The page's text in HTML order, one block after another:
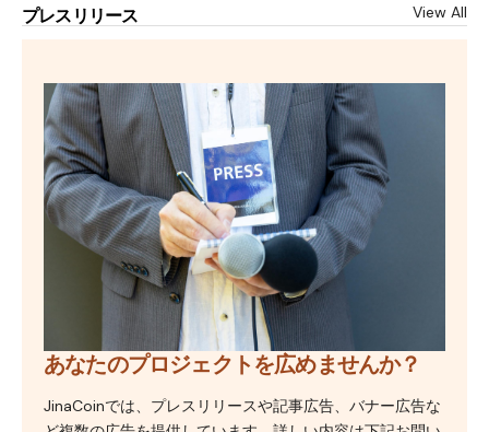
プレスリリース View All
あなたのプロジェクトを広めませんか？
JinaCoinでは、プレスリリースや記事広告、バナー広告な